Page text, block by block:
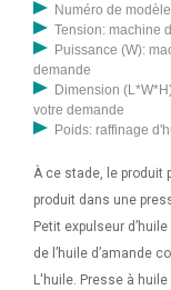
Numéro de
Tension: machine
Puissance (W):
demande
Dimension
votre demande
Poids: raffinage
À ce stade, le produit
produit dans une
Petit expulseur
de l’huile d’amande
L'huile. Presse à